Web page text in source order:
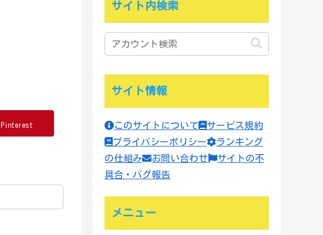
Pinterest
サイト内検索
サイト情報
このサイトについて
サービス規約
プライバシーポリシー
ランキング
の仕組み
お問い合わせ
サイトの不
具合・バグ報告
メニュー